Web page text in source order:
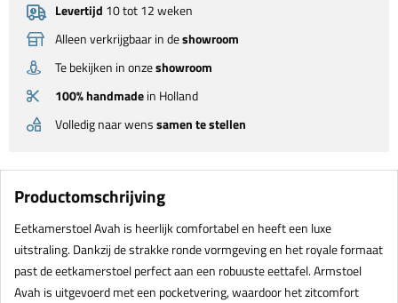
Levertijd 10 tot 12 weken
Alleen verkrijgbaar in deshowroom
Te bekijken in onzeshowroom
100% handmadein Holland
Volledig naar wenssamen te stellen
Productomschrijving
Eetkamerstoel Avah is heerlijk comfortabel en heeft een luxe
uitstraling. Dankzij de strakke ronde vormgeving en het royale formaat
past de eetkamerstoel perfect aan een robuuste eettafel. Armstoel
Avah is uitgevoerd met een pocketvering, waardoor het zitcomfort